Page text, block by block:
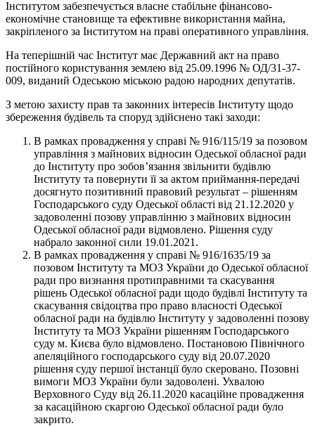
Інститутом забезпечується власне стабільне фінансово-
економічне становище та ефективне використання майна,
закріпленого за Інститутом на праві оперативного управління.
На теперішній час Інститут має Державний акт на право
постійного користування землею від 25.09.1996 № ОД/31-37-
009, виданий Одеською міською радою народних депутатів.
З метою захисту прав та законних інтересів Інституту щодо
збереження будівель та споруд здійснено такі заходи:
В рамках провадження у справі № 916/115/19 за позовом
управління з майнових відносин Одеської обласної ради
до Інституту про зобов’язання звільнити будівлю
Інституту та повернути її за актом приймання-передачі
досягнуто позитивний правовий результат – рішенням
Господарського суду Одеської області від 21.12.2020 у
задоволенні позову управлінню з майнових відносин
Одеської обласної ради відмовлено. Рішення суду
набрало законної сили 19.01.2021.
В рамках провадження у справі № 916/1635/19 за
позовом Інституту та МОЗ України до Одеської обласної
ради про визнання протиправними та скасування
рішень Одеської обласної ради щодо будівлі Інституту та
скасування свідоцтва про право власності Одеської
обласної ради на будівлю Інституту у задоволенні позову
Інституту та МОЗ України рішенням Господарського
суду м. Києва було відмовлено. Постановою Північного
апеляційного господарського суду від 20.07.2020
рішення суду першої інстанції було скеровано. Позовні
вимоги МОЗ України були задоволені. Ухвалою
Верховного Суду від 26.11.2020 касаційне провадження
за касаційною скаргою Одеської обласної ради було
закрито.